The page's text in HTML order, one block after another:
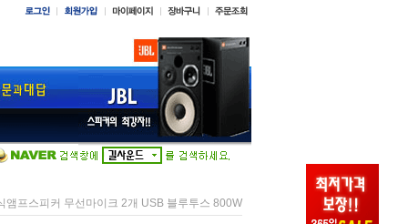
프스피커 무선마이크 2개 USB 블루투스 800W